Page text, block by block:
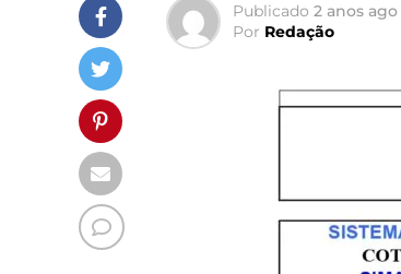
Publicado 2 anos ago
Por Redação